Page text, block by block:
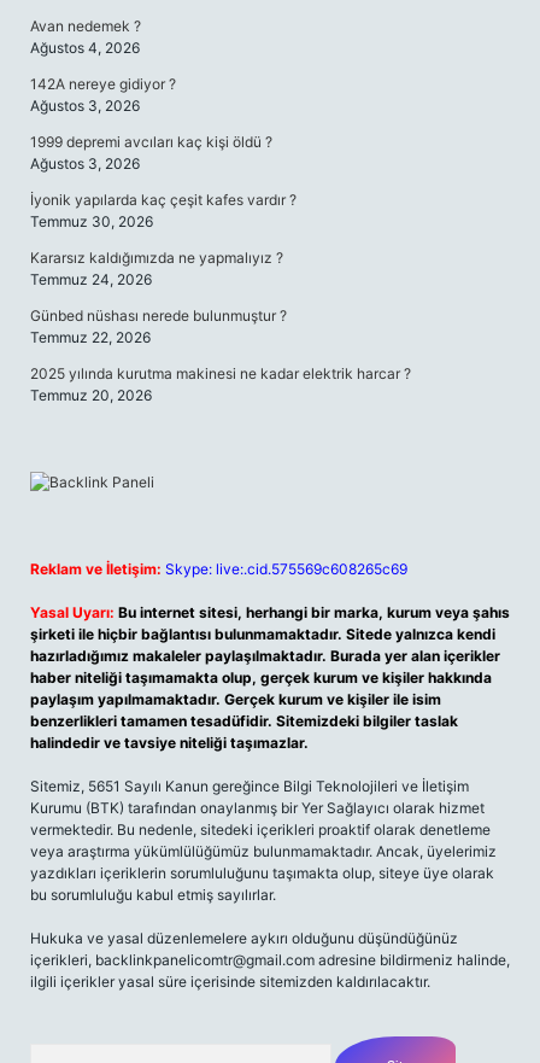
Avan nedemek ?
Ağustos 4, 2026
142A nereye gidiyor ?
Ağustos 3, 2026
1999 depremi avcıları kaç kişi öldü ?
Ağustos 3, 2026
İyonik yapılarda kaç çeşit kafes vardır ?
Temmuz 30, 2026
Kararsız kaldığımızda ne yapmalıyız ?
Temmuz 24, 2026
Günbed nüshası nerede bulunmuştur ?
Temmuz 22, 2026
2025 yılında kurutma makinesi ne kadar elektrik harcar ?
Temmuz 20, 2026
Reklam ve İletişim: Skype: live:.cid.575569c608265c69
Yasal Uyarı: Bu internet sitesi, herhangi bir marka, kurum veya şahıs
şirketi ile hiçbir bağlantısı bulunmamaktadır. Sitede yalnızca kendi
hazırladığımız makaleler paylaşılmaktadır. Burada yer alan içerikler
haber niteliği taşımamakta olup, gerçek kurum ve kişiler hakkında
paylaşım yapılmamaktadır. Gerçek kurum ve kişiler ile isim
benzerlikleri tamamen tesadüfidir. Sitemizdeki bilgiler taslak
halindedir ve tavsiye niteliği taşımazlar.
Sitemiz, 5651 Sayılı Kanun gereğince Bilgi Teknolojileri ve İletişim
Kurumu (BTK) tarafından onaylanmış bir Yer Sağlayıcı olarak hizmet
vermektedir. Bu nedenle, sitedeki içerikleri proaktif olarak denetleme
veya araştırma yükümlülüğümüz bulunmamaktadır. Ancak, üyelerimiz
yazdıkları içeriklerin sorumluluğunu taşımakta olup, siteye üye olarak
bu sorumluluğu kabul etmiş sayılırlar.
Hukuka ve yasal düzenlemelere aykırı olduğunu düşündüğünüz
içerikleri, backlinkpanelicomtr@gmail.com adresine bildirmeniz halinde,
ilgili içerikler yasal süre içerisinde sitemizden kaldırılacaktır.